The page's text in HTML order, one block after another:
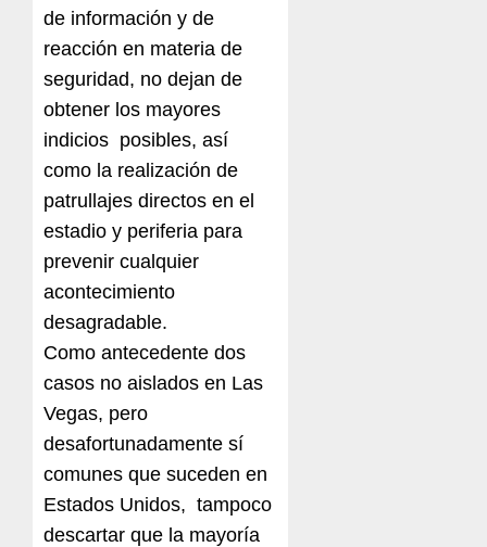
de información y de
reacción en materia de
seguridad, no dejan de
obtener los mayores
indicios posibles, así
como la realización de
patrullajes directos en el
estadio y periferia para
prevenir cualquier
acontecimiento
desagradable.
Como antecedente dos
casos no aislados en Las
Vegas, pero
desafortunadamente sí
comunes que suceden en
Estados Unidos, tampoco
descartar que la mayoría